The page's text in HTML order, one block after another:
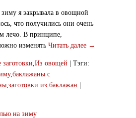
я закрывала в овощной
что получились они очень
лечо. В принципе,
изменять Читать далее →
,Из овощей
Тэги:
,баклажаны с
,заготовки из баклажан